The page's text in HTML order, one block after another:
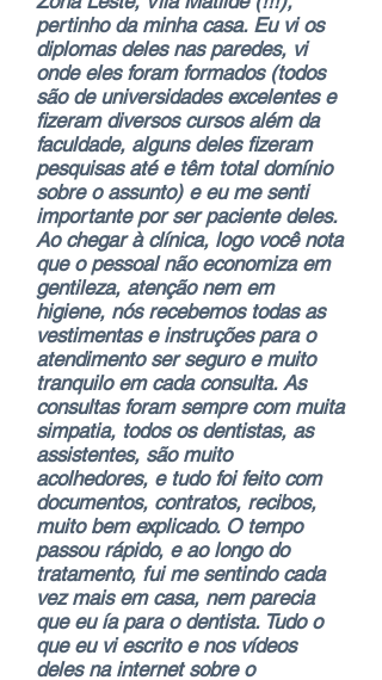
pertinho da minha casa. Eu vi os
diplomas deles nas paredes, vi
onde eles foram formados (todos
são de universidades excelentes e
fizeram diversos cursos além da
faculdade, alguns deles fizeram
pesquisas até e têm total domínio
sobre o assunto) e eu me senti
importante por ser paciente deles.
Ao chegar à clínica, logo você nota
que o pessoal não economiza em
gentileza, atenção nem em
higiene, nós recebemos todas as
vestimentas e instruções para o
atendimento ser seguro e muito
tranquilo em cada consulta. As
consultas foram sempre com muita
simpatia, todos os dentistas, as
assistentes, são muito
acolhedores, e tudo foi feito com
documentos, contratos, recibos,
muito bem explicado. O tempo
passou rápido, e ao longo do
tratamento, fui me sentindo cada
vez mais em casa, nem parecia
que eu ía para o dentista. Tudo o
que eu vi escrito e nos vídeos
deles na internet sobre o